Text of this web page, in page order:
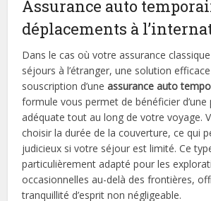
Assurance auto
déplacements à
Dans le cas où votre assurance
séjours à l’étranger, une solution
souscription d’uneassurance auto
formule vous permet de bénéficier
adéquate tout au long de votre voyage.
choisir la durée de la couverture, ce qui
judicieux si votre séjour est limité. Ce
particulièrement adapté pour les
occasionnelles au-delà des frontières,
tranquillité d’esprit non négligeable.